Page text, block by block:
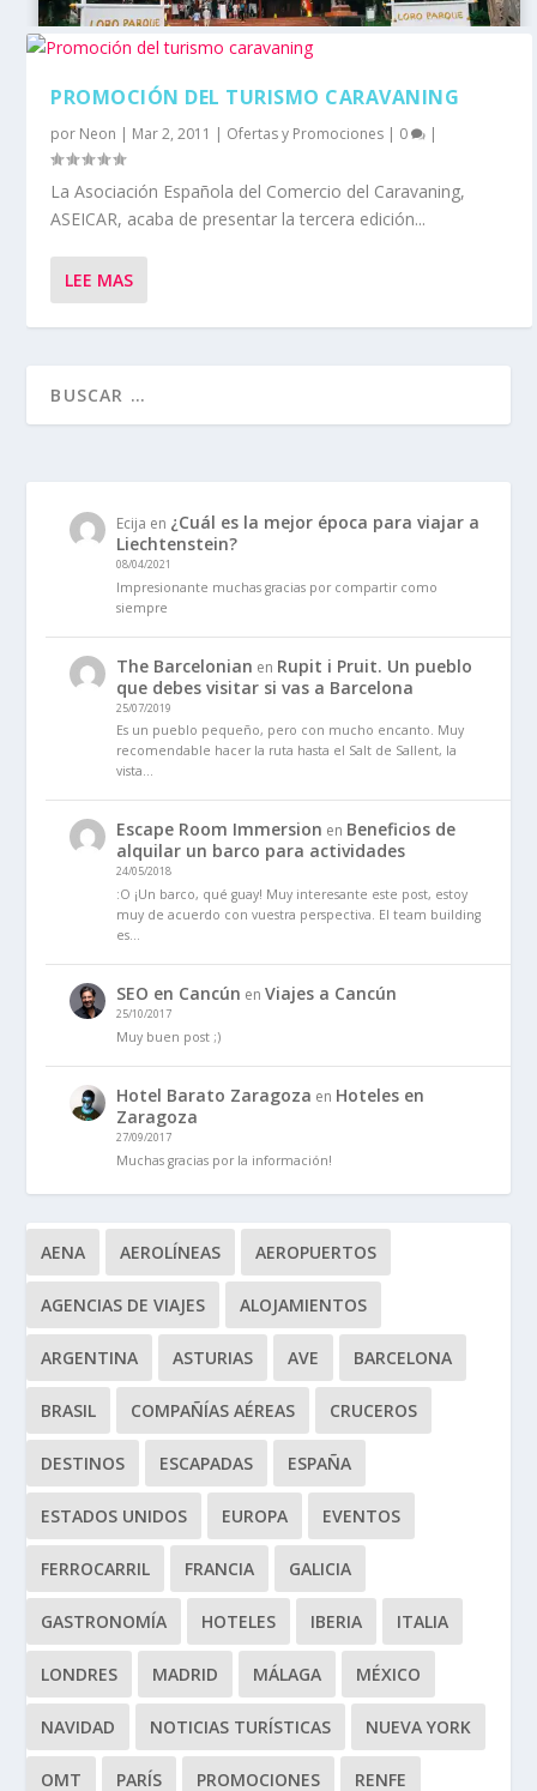
PROMOCIÓN DEL TURISMO CARAVANING
por Neon | Mar 2, 2011 | Ofertas y Promociones | 0 |
La Asociación Española del Comercio del Caravaning,
ASEICAR, acaba de presentar la tercera edición...
LEE MAS
Ecija en ¿Cuál es la mejor época para viajar a
Liechtenstein?
08/04/2021
Impresionante muchas gracias por compartir como
siempre
The Barcelonian en Rupit i Pruit. Un pueblo
que debes visitar si vas a Barcelona
25/07/2019
Es un pueblo pequeño, pero con mucho encanto. Muy
recomendable hacer la ruta hasta el Salt de Sallent, la
vista…
Escape Room Immersion en Beneficios de
alquilar un barco para actividades
24/05/2018
:O ¡Un barco, qué guay! Muy interesante este post, estoy
muy de acuerdo con vuestra perspectiva. El team building
es…
SEO en Cancún enViajes a Cancún
25/10/2017
Muy buen post ;)
Hotel Barato Zaragoza en Hoteles en
Zaragoza
27/09/2017
Muchas gracias por la información!
AENA AEROLÍNEAS AEROPUERTOS
AGENCIAS DE VIAJES ALOJAMIENTOS
ARGENTINA ASTURIAS AVE BARCELONA
BRASIL COMPAÑÍAS AÉREAS CRUCEROS
DESTINOS ESCAPADAS ESPAÑA
ESTADOS UNIDOS EUROPA EVENTOS
FERROCARRIL FRANCIA GALICIA
GASTRONOMÍA HOTELES IBERIA ITALIA
LONDRES MADRID MÁLAGA MÉXICO
NAVIDAD NOTICIAS TURÍSTICAS NUEVA YORK
OMT PARÍS PROMOCIONES RENFE